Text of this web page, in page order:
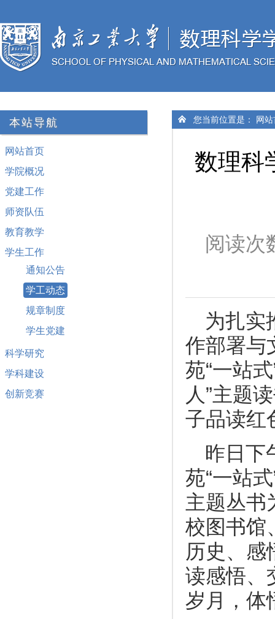
本站导航
网站首页
学院概况
党建工作
师资队伍
教育教学
学生工作
通知公告
学工动态
规章制度
学生党建
科学研究
学科建设
创新竞赛
您当前位置是： 网
数理科
阅读次
为扎实
作部署与
苑“一站
人”主题
子品读红
昨日下
苑“一站
主题丛书
校图书馆
历史、感
读感悟、
岁月，体